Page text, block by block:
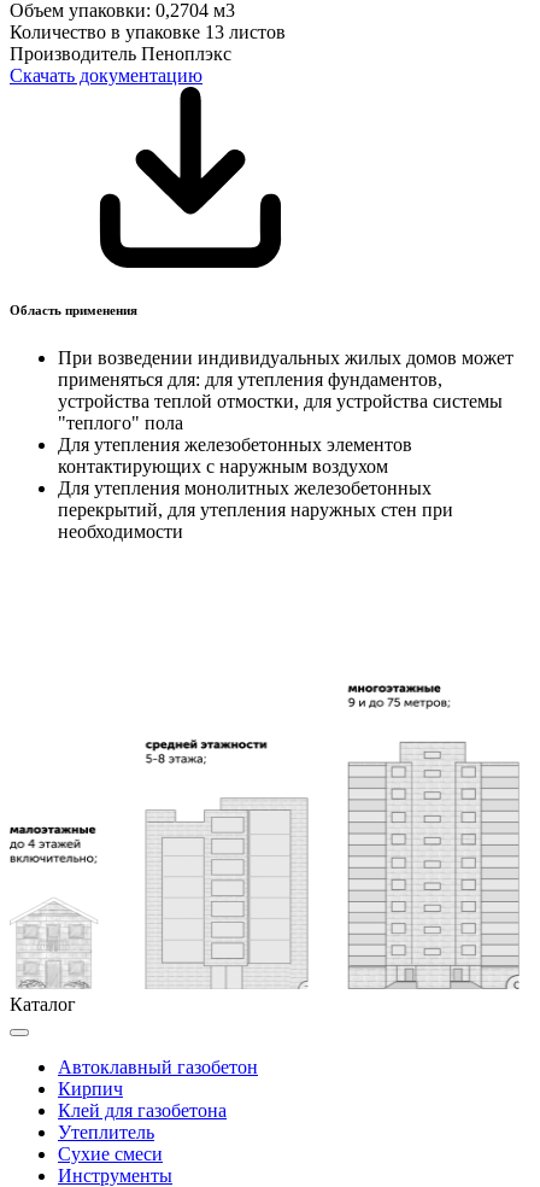
Объем упаковки: 0,2704 м3
Количество в упаковке 13 листов
Производитель Пеноплэкс
Скачать документацию
Область применения
При возведении индивидуальных жилых домов может
применяться для: для утепления фундаментов,
устройства теплой отмостки, для устройства системы
"теплого" пола
Для утепления железобетонных элементов
контактирующих с наружным воздухом
Для утепления монолитных железобетонных
перекрытий, для утепления наружных стен при
необходимости
Каталог
Автоклавный газобетон
Кирпич
Клей для газобетона
Утеплитель
Сухие смеси
Инструменты